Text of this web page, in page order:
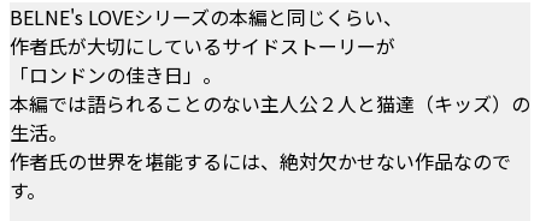
BELNE's LOVEシリーズの本編と同じくらい、
作者氏が大切にしているサイドストーリーが
「ロンドンの佳き日」。
本編では語られることのない主人公２人と猫達（キッズ）の
生活。
作者氏の世界を堪能するには、絶対欠かせない作品なので
す。